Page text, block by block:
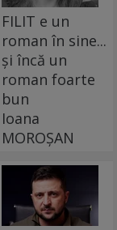
FILIT e un
roman în sine...
și încă un
roman foarte
bun
Ioana
MOROȘAN